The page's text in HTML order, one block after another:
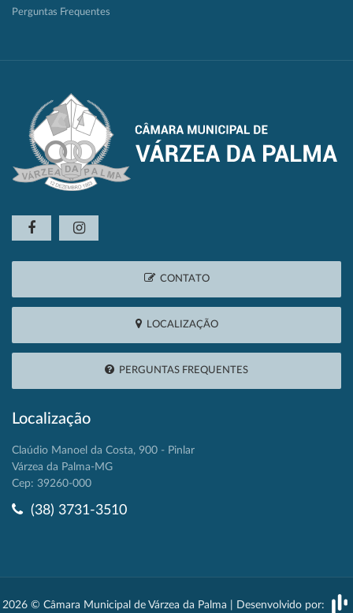
Perguntas Frequentes
CONTATO
LOCALIZAÇÃO
PERGUNTAS FREQUENTES
Localização
Claúdio Manoel da Costa, 900 - Pinlar
Várzea da Palma-MG
Cep: 39260-000
(38) 3731-3510
2026 © Câmara Municipal de Várzea da Palma | Desenvolvido por: